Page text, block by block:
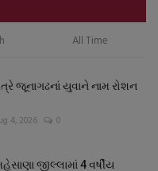
All Time
જૂનાગઢનાં યુવાને નામ રોશન
4, 2026 0
જીલ્લામાં 4 વર્ષીય